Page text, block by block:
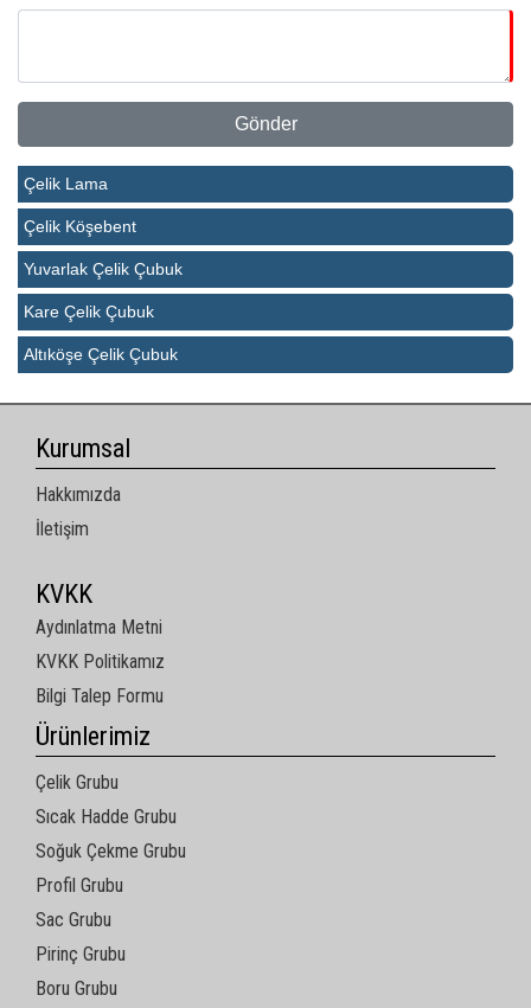
Çelik Lama
Çelik Köşebent
Yuvarlak Çelik Çubuk
Kare Çelik Çubuk
Altıköşe Çelik Çubuk
Kurumsal
Hakkımızda
İletişim
KVKK
Aydınlatma Metni
KVKK Politikamız
Bilgi Talep Formu
Ürünlerimiz
Çelik Grubu
Sıcak Hadde Grubu
Soğuk Çekme Grubu
Profil Grubu
Sac Grubu
Pirinç Grubu
Boru Grubu